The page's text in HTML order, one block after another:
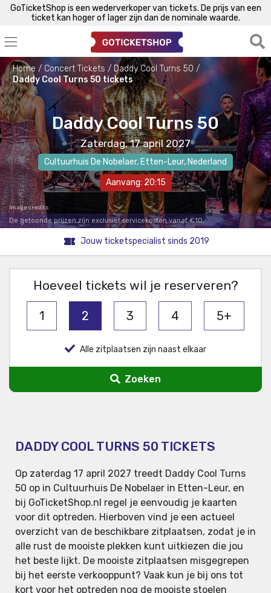
GoTicketShop is een wederverkoper van tickets. De prijs van een
ticket kan hoger of lager zijn dan de nominale waarde.
Home Concert Tickets
Daddy Cool Turns 50
Daddy Cool Turns 50 tickets
Daddy Cool Turns 50
Zaterdag, 17 april 2027
Cultuurhuis De Nobelaer, Etten-Leur, Nederland
Aanvang: 20:15
Image credits
De getoonde prijzen zijn exclusief servicekosten vanaf €10,-.
Jouw ticketspecialist sinds 2019
Hoeveel tickets wil je reserveren?
1 2 3 4 5+
Alle zitplaatsen zijn naast elkaar
Zoeken
DADDY COOL TURNS 50 TICKETS
Op zaterdag 17 april 2027 treedt Daddy Cool Turns
50 op in Cultuurhuis De Nobelaer in Etten-Leur, en
bij GoTicketShop.nl regel je eenvoudig je kaarten
voor dit optreden. Hierboven vind je een actueel
overzicht van de beschikbare zitplaatsen, zodat je in
alle rust de mooiste plekken kunt uitkiezen die jou
het beste lijkt. De mooiste zitplaatsen misgegrepen
bij het eerste verkooppunt? Vaak kun je bij ons tot
kort voor het optreden nog de mooiste stoelen